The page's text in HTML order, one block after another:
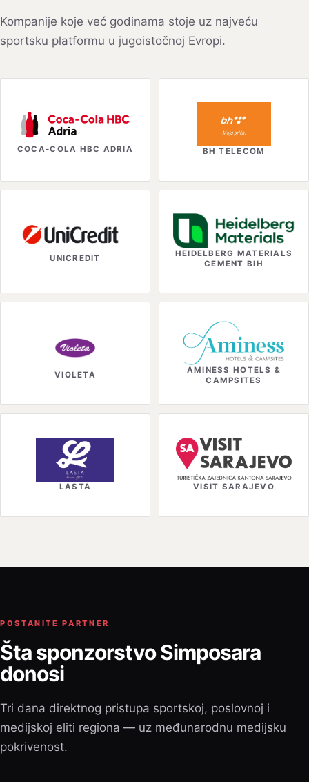
Kompanije koje već godinama stoje uz najveću
sportsku platformu u jugoistočnoj Evropi.
COCA-COLA HBC ADRIA BH TELECOM
UNICREDIT
HEIDELBERG MATERIALS
CEMENT BIH
VIOLETA
AMINESS HOTELS &
CAMPSITES
LASTA VISIT SARAJEVO
POSTANITE PARTNER
Šta sponzorstvo Simposara
donosi
Tri dana direktnog pristupa sportskoj, poslovnoj i
medijskoj eliti regiona — uz međunarodnu medijsku
pokrivenost.